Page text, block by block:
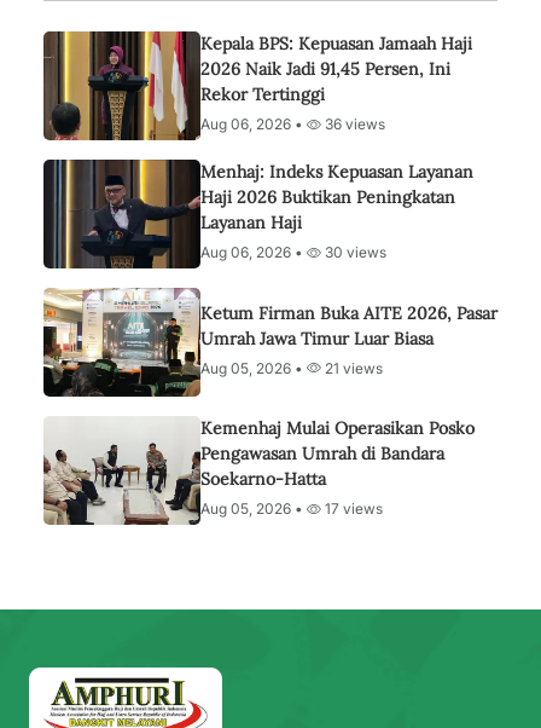
Kepala BPS: Kepuasan Jamaah Haji
2026 Naik Jadi 91,45 Persen, Ini
Rekor Tertinggi
Aug 06, 2026 • 36 views
Menhaj: Indeks Kepuasan Layanan
Haji 2026 Buktikan Peningkatan
Layanan Haji
Aug 06, 2026 • 30 views
Ketum Firman Buka AITE 2026, Pasar
Umrah Jawa Timur Luar Biasa
Aug 05, 2026 • 21 views
Kemenhaj Mulai Operasikan Posko
Pengawasan Umrah di Bandara
Soekarno-Hatta
Aug 05, 2026 • 17 views